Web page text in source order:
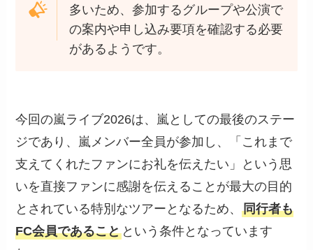
多いため、参加するグループや公演で
の案内や申し込み要項を確認する必要
があるようです。
今回の嵐ライブ2026は、嵐としての最後のステー
ジであり、嵐メンバー全員が参加し、「これまで
支えてくれたファンにお礼を伝えたい」という思
いを直接ファンに感謝を伝えることが最大の目的
とされている特別なツアーとなるため、同行者も
FC会員であること という条件となっています